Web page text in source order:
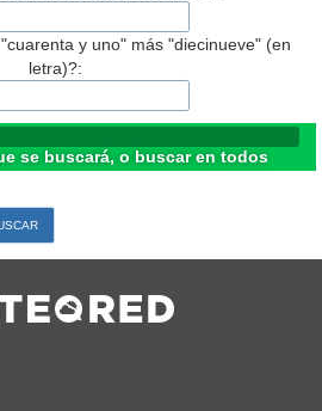
y uno" más "diecinueve" (en
letra)?:
se buscará, o buscar en todos